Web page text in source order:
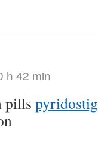
h 42 min
pills